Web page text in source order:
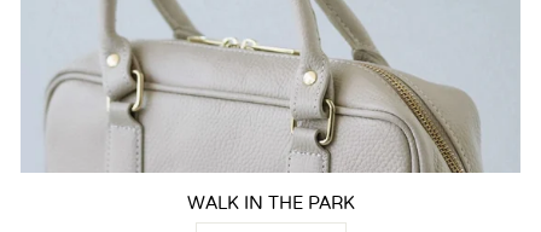
WALK IN THE PARK